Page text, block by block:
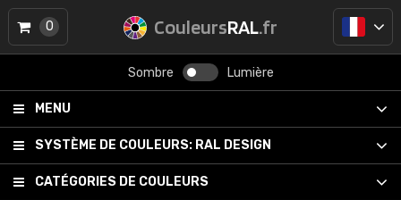
CouleursRAL.fr
Sombre Lumière
MENU
SYSTÈME DE COULEURS: RAL DESIGN
CATÉGORIES DE COULEURS
0